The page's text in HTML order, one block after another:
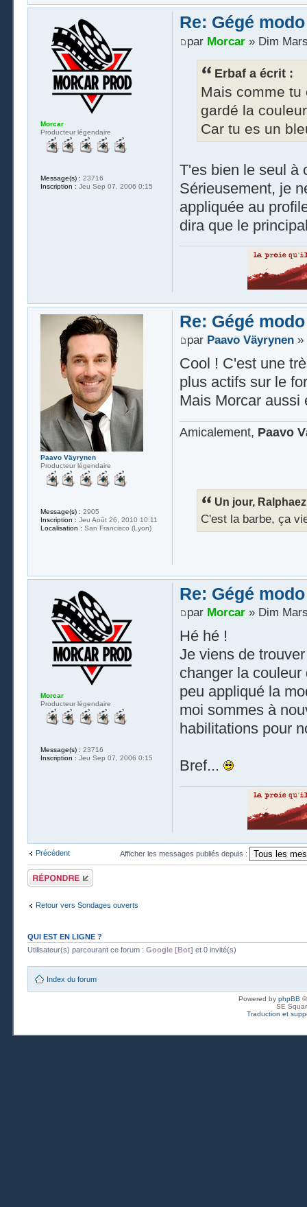
Re: Gégé
par Morcar» Dim
Erbaf a écrit :
Mais comme tu
gardé la
Car tu es un
T'es bien le seul à
Sérieusement, je
appliquée au
dira que le
Morcar
Producteur légendaire
Message(s) : 23716
Inscription : Jeu Sep 07, 2006 0:15
Re: Gégé
par Paavo Väyrynen»
Cool ! C'est une
plus actifs sur le
Mais Morcar aussi
Amicalement, Paavo
Un jour,
C'est la barbe, ça
Paavo Väyrynen
Producteur légendaire
Message(s) : 2905
Inscription : Jeu Août 26, 2010 10:11
Localisation : San Francisco (Lyon)
Re: Gégé
par Morcar» Dim
Hé hé !
Je viens de
changer la
peu appliqué la
moi sommes à
habilitations pour
Bref...
Morcar
Producteur légendaire
Message(s) : 23716
Inscription : Jeu Sep 07, 2006 0:15
Précédent Afficher les messages publiés depuis :
Publier une
réponse
Retour vers Sondages ouverts
QUI EST EN LIGNE ?
Utilisateur(s) parcourant ce forum : Google [Bot] et 0 invité(s)
Index du forum
Powered by phpBB
SE
Traduction et